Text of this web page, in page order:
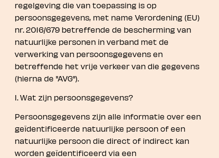
regelgeving die van toepassing is op
persoonsgegevens, met name Verordening (EU)
nr. 2016/679 betreffende de bescherming van
natuurlijke personen in verband met de
verwerking van persoonsgegevens en
betreffende het vrije verkeer van die gegevens
(hierna de "AVG").
I. Wat zijn persoonsgegevens?
Persoonsgegevens zijn alle informatie over een
geïdentificeerde natuurlijke persoon of een
natuurlijke persoon die direct of indirect kan
worden geïdentificeerd via een